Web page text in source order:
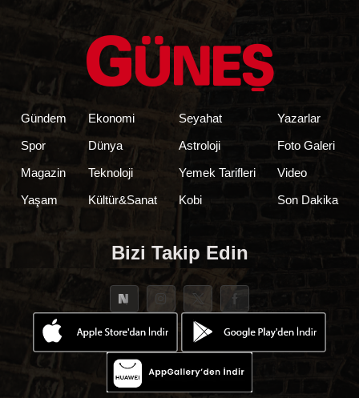
Gündem
Spor
Magazin
Yaşam
Ekonomi
Dünya
Teknoloji
Kültür&Sanat
Seyahat
Astroloji
Yemek Tarifleri
Kobi
Yazarlar
Foto Galeri
Video
Son Dakika
Bizi Takip Edin